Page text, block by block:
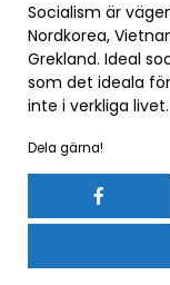
Socialism är
Nordkorea,
Grekland. Ideal
som det ideala
inte i verkliga livet.
Dela gärna!